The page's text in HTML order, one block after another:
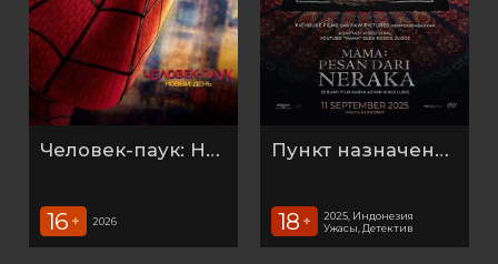
Человек-паук: Новый день (2026)
16 + 2026
Пункт назначения: Таро
18 +
2025, Индонезия
Ужасы, Детектив